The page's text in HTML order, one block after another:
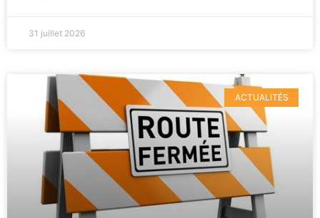
31 juillet 2026
ACTUALITÉS